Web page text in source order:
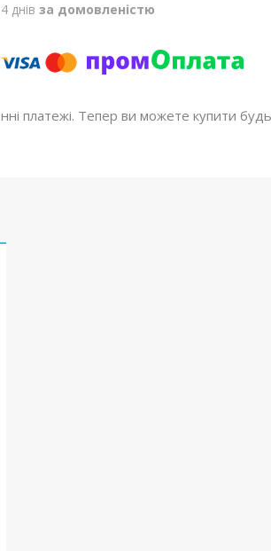
днів за домовленістю
платежі. Тепер ви можете купити